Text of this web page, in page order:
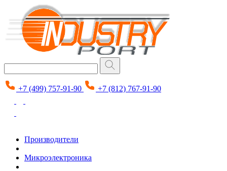
+7 (499) 757-91-90 +7 (812) 767-91-90
Производители
Микроэлектроника